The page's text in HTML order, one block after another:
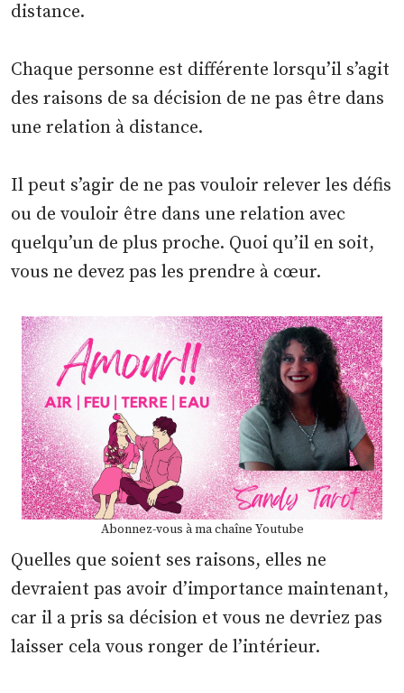
distance.
Chaque personne est différente lorsqu’il s’agit
des raisons de sa décision de ne pas être dans
une relation à distance.
Il peut s’agir de ne pas vouloir relever les défis
ou de vouloir être dans une relation avec
quelqu’un de plus proche. Quoi qu’il en soit,
vous ne devez pas les prendre à cœur.
Abonnez-vous à ma chaîne Youtube
Quelles que soient ses raisons, elles ne
devraient pas avoir d’importance maintenant,
car il a pris sa décision et vous ne devriez pas
laisser cela vous ronger de l’intérieur.